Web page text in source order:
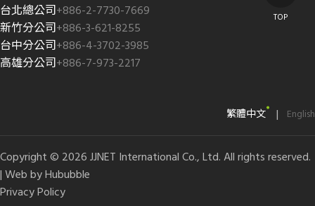
TOP
台北總公司+886-2-7730-7669
新竹分公司+886-3-621-8255
台中分公司+886-4-3702-3985
高雄分公司+886-7-973-2217
繁體中文 | English
Copyright © 2026 JJNET International Co., Ltd. All rights reserved.
| Web byHububble
Privacy Policy